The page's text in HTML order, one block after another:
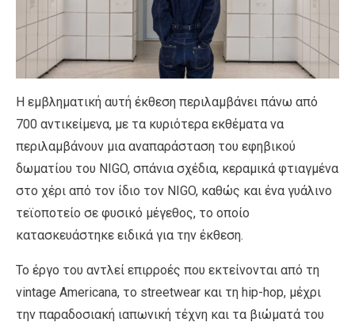
Η εμβληματική αυτή έκθεση περιλαμβάνει πάνω από
700 αντικείμενα, με τα κυριότερα εκθέματα να
περιλαμβάνουν μια αναπαράσταση του εφηβικού
δωματίου του NIGO, σπάνια σχέδια, κεραμικά φτιαγμένα
στο χέρι από τον ίδιο τον NIGO, καθώς και ένα γυάλινο
τεϊοποτείο σε φυσικό μέγεθος, το οποίο
κατασκευάστηκε ειδικά για την έκθεση.
Το έργο του αντλεί επιρροές που εκτείνονται από τη
vintage Americana, το streetwear και τη hip-hop, μέχρι
την παραδοσιακή ιαπωνική τέχνη και τα βιώματά του